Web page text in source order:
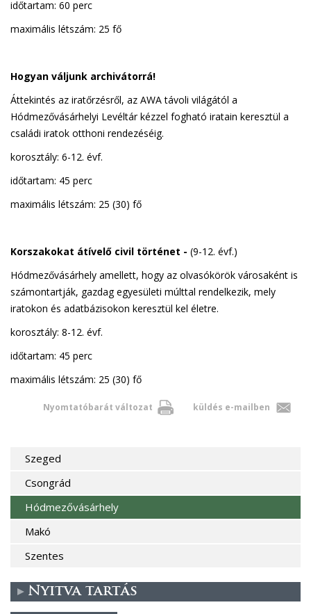
időtartam: 60 perc
maximális létszám: 25 fő
Hogyan váljunk archivátorrá!
Áttekintés az iratőrzésről, az AWA távoli világától a
Hódmezővásárhelyi Levéltár kézzel fogható iratain keresztül a
családi iratok otthoni rendezéséig.
korosztály: 6-12. évf.
időtartam: 45 perc
maximális létszám: 25 (30) fő
Korszakokat átívelő civil történet - (9-12. évf.)
Hódmezővásárhely amellett, hogy az olvasókörök városaként is
számontartják, gazdag egyesületi múlttal rendelkezik, mely
iratokon és adatbázisokon keresztül kel életre.
korosztály: 8-12. évf.
időtartam: 45 perc
maximális létszám: 25 (30) fő
Nyomtatóbarát változat küldés e-mailben
Szeged
Csongrád
Hódmezővásárhely
Makó
Szentes
Nyitva tartás